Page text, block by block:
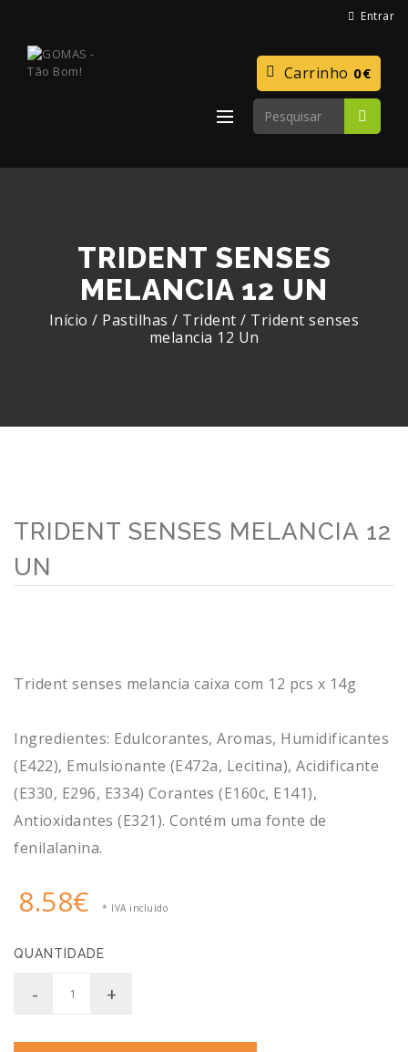
Entrar
Carrinho 0€
TRIDENT SENSES
MELANCIA 12 UN
Início / Pastilhas / Trident / Trident senses
melancia 12 Un
TRIDENT SENSES MELANCIA 12
UN
Trident senses melancia caixa com 12 pcs x 14g
Ingredientes: Edulcorantes, Aromas, Humidificantes
(E422), Emulsionante (E472a, Lecitina), Acidificante
(E330, E296, E334) Corantes (E160c, E141),
Antioxidantes (E321). Contém uma fonte de
fenilalanina.
8.58€ * IVA incluído
QUANTIDADE
- +